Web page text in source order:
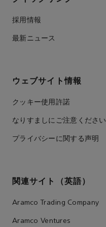
採用情報
最新ニュース
ウェブサイト情報
クッキー使用許諾
なりすましにご注意ください
プライバシーに関する声明
関連サイト（英語）
Aramco Trading Company
Aramco Ventures